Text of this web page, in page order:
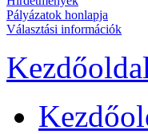
Pályázatok honlapja
Választási információk